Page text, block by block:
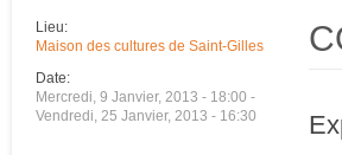
Lieu:
Maison des cultures de Saint-Gilles
Date:
Mercredi, 9 Janvier, 2013 - 18:00 -
Vendredi, 25 Janvier, 2013 - 16:30